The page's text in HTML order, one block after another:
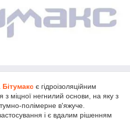
є гідроізоляційним
міцної негнилий основи, на яку з
полімерне в'яжуче.
і є вдалим рішенням